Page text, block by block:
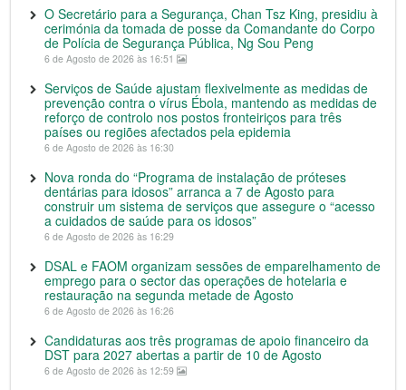
O Secretário para a Segurança, Chan Tsz King, presidiu à
cerimónia da tomada de posse da Comandante do Corpo
de Polícia de Segurança Pública, Ng Sou Peng
6 de Agosto de 2026 às 16:51
Serviços de Saúde ajustam flexivelmente as medidas de
prevenção contra o vírus Ébola, mantendo as medidas de
reforço de controlo nos postos fronteiriços para três
países ou regiões afectados pela epidemia
6 de Agosto de 2026 às 16:30
Nova ronda do “Programa de instalação de próteses
dentárias para idosos” arranca a 7 de Agosto para
construir um sistema de serviços que assegure o “acesso
a cuidados de saúde para os idosos”
6 de Agosto de 2026 às 16:29
DSAL e FAOM organizam sessões de emparelhamento de
emprego para o sector das operações de hotelaria e
restauração na segunda metade de Agosto
6 de Agosto de 2026 às 16:26
Candidaturas aos três programas de apoio financeiro da
DST para 2027 abertas a partir de 10 de Agosto
6 de Agosto de 2026 às 12:59